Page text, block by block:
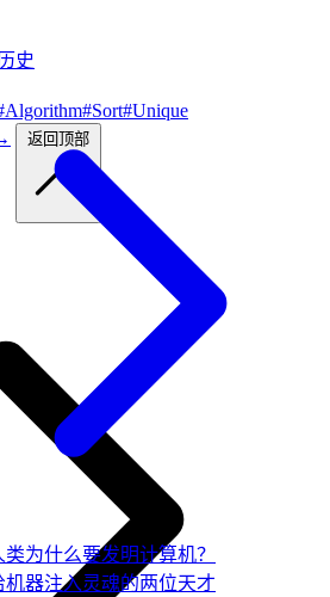
史
类为什么要发明计算机？
机器注入灵魂的两位天才
#Sort#Unique
返回顶部